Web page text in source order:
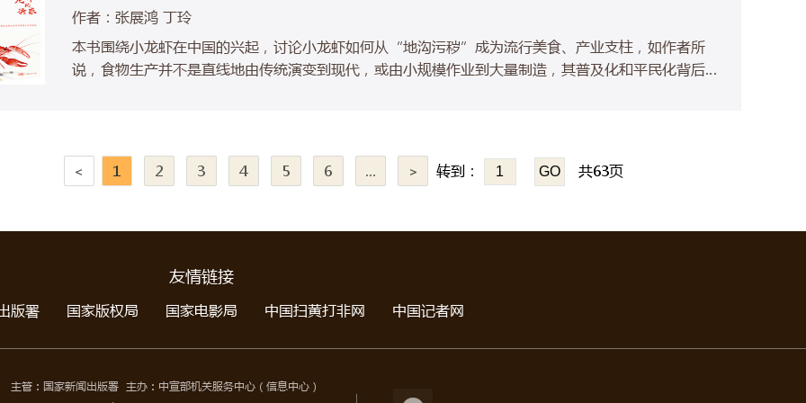
作者：张展鸿 丁玲
本书围绕小龙虾在中国的兴起，讨论小龙虾如何从“地沟污秽”成为流行美食、产业支柱，如作者所
说，食物生产并不是直线地由传统演变到现代，或由小规模作业到大量制造，其普及化和平民化背后隐
< 1 2 3 4 5 6 ... > 转到： 共63页
友情链接
版署 国家版权局 国家电影局 中国扫黄打非网 中国记者网
主管：国家新闻出版署 主办：中宣部机关服务中心（信息中心）